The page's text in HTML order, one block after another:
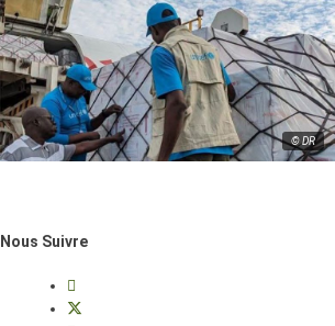
© DR
Nous Suivre